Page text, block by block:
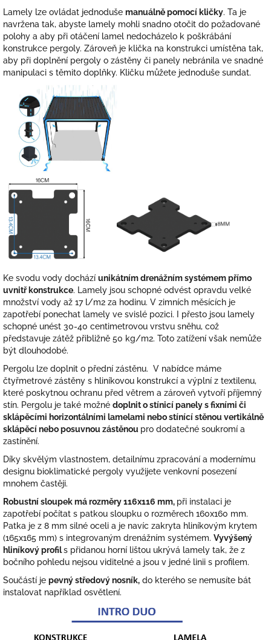
Lamely lze ovládat jednoduše manuálně pomocí kličky. Ta je
navržena tak, abyste lamely mohli snadno otočit do požadované
polohy a aby při otáčení lamel nedocházelo k poškrábání
konstrukce pergoly. Zároveň je klička na konstrukci umístěna tak,
aby při doplnění pergoly o zástěny či panely nebránila ve snadné
manipulaci s těmito doplňky. Kličku můžete jednoduše sundat.
Ke svodu vody dochází unikátním drenážním systémem přímo
uvnitř konstrukce. Lamely jsou schopné odvést opravdu velké
množství vody až 17 l/m2 za hodinu. V zimních měsících je
zapotřebí ponechat lamely ve svislé pozici. I přesto jsou lamely
schopné unést 30-40 centimetrovou vrstvu sněhu, což
představuje zátěž přibližně 50 kg/m2. Toto zatížení však nemůže
být dlouhodobé.
Pergolu lze doplnit o přední zástěnu. V nabídce máme
čtyřmetrové zástěny s hliníkovou konstrukcí a výplní z textilenu,
které poskytnou ochranu před větrem a zároveň vytvoří příjemný
stín. Pergolu je také možné doplnit o stínicí panely s fixními či
sklápěcími horizontálními lamelami nebo stínící stěnou vertikálně
sklápěcí nebo posuvnou zástěnou pro dodatečné soukromí a
zastínění.
Díky skvělým vlastnostem, detailnímu zpracování a modernímu
designu bioklimatické pergoly využijete venkovní posezení
mnohem častěji.
Robustní sloupek má rozměry 116x116 mm, při instalaci je
zapotřebí počítat s patkou sloupku o rozměrech 160x160 mm.
Patka je z 8 mm silné oceli a je navíc zakryta hliníkovým krytem
(165x165 mm) s integrovaným drenážním systémem. Vyvýšený
hliníkový profils přidanou horní lištou ukrývá lamely tak, že z
bočního pohledu nejsou viditelné a jsou v jedné linii s profilem.
Součástí je pevný středový nosník, do kterého se nemusíte bát
instalovat například osvětlení.